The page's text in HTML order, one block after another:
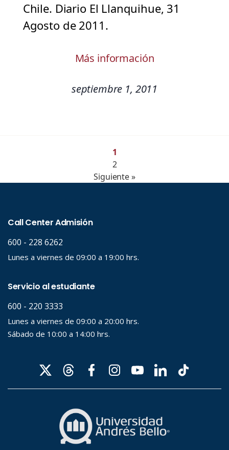
Chile. Diario El Llanquihue, 31
Agosto de 2011.
Más información
septiembre 1, 2011
1
2
Siguiente »